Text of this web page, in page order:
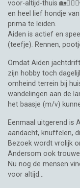
voor-altijd-thuis
en heel lief hondje
prima te leiden.
Aiden is actief en
(teefje). Rennen,
Omdat Aiden
zijn hobby toch
omheind terrein bij
wandelingen aan de
het baasje (m/v)
Eenmaal uitgerend is
aandacht, knuffelen,
Bezoek wordt vrolijk
Andersom ook
Nu nog de mensen
voor altijd...